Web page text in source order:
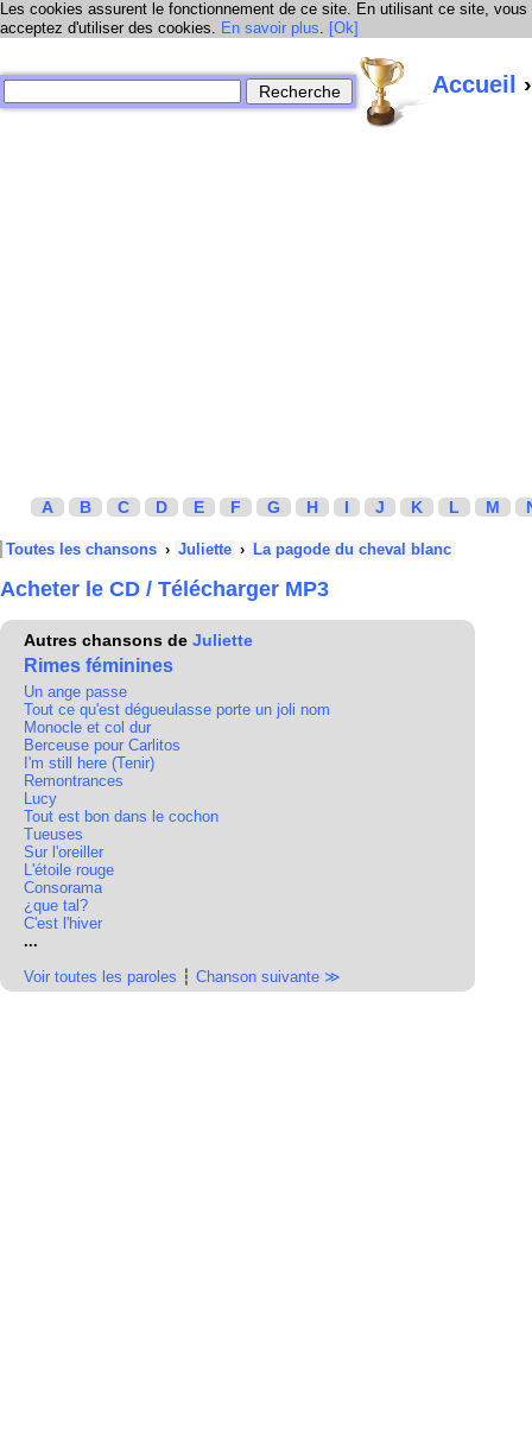
Les cookies assurent le fonctionnement de ce site. En utilisant ce site, vous
acceptez d'utiliser des cookies. En savoir plus. [Ok]
Accueil
A B C D E F G H I J K L M
Toutes les chansons › Juliette › La pagode du cheval blanc
Acheter le CD / Télécharger MP3
Autres chansons de Juliette
Rimes féminines
Un ange passe
Tout ce qu'est dégueulasse porte un joli nom
Monocle et col dur
Berceuse pour Carlitos
I'm still here (Tenir)
Remontrances
Lucy
Tout est bon dans le cochon
Tueuses
Sur l'oreiller
L'étoile rouge
Consorama
¿que tal?
C'est l'hiver
...
Voir toutes les paroles ┆ Chanson suivante ≫